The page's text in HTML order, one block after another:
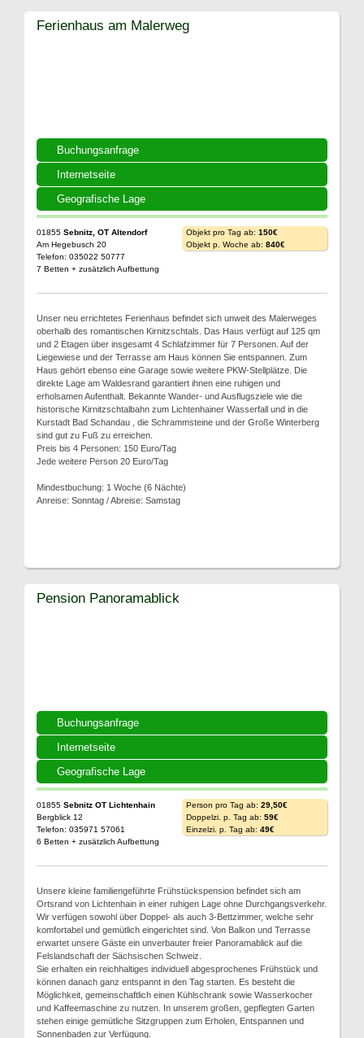
Buchungsanfrage
Internetseite
Geografische Lage
Ferienhaus am Malerweg
01855 Sebnitz, OT Altendorf
Am Hegebusch 20
Telefon: 035022 50777
7 Betten + zusätzlich Aufbettung
Objekt pro Tag ab: 150€
Objekt p. Woche ab: 840€
Unser neu errichtetes Ferienhaus befindet sich unweit des Malerweges
oberhalb des romantischen Kirnitzschtals. Das Haus verfügt auf 125 qm
und 2 Etagen über insgesamt 4 Schlafzimmer für 7 Personen. Auf der
Liegewiese und der Terrasse am Haus können Sie entspannen. Zum
Haus gehört ebenso eine Garage sowie weitere PKW-Stellplätze. Die
direkte Lage am Waldesrand garantiert ihnen eine ruhigen und
erholsamen Aufenthalt. Bekannte Wander- und Ausflugsziele wie die
historische Kirnitzschtalbahn zum Lichtenhainer Wasserfall und in die
Kurstadt Bad Schandau , die Schrammsteine und der Große Winterberg
sind gut zu Fuß zu erreichen.
Preis bis 4 Personen: 150 Euro/Tag
Jede weitere Person 20 Euro/Tag
Mindestbuchung: 1 Woche (6 Nächte)
Anreise: Sonntag / Abreise: Samstag
Buchungsanfrage
Internetseite
Geografische Lage
Pension Panoramablick
01855 Sebnitz OT Lichtenhain
Bergblick 12
Telefon: 035971 57061
6 Betten + zusätzlich Aufbettung
Person pro Tag ab: 29,50€
Doppelzi. p. Tag ab: 59€
Einzelzi. p. Tag ab: 49€
Unsere kleine familiengeführte Frühstückspension befindet sich am
Ortsrand von Lichtenhain in einer ruhigen Lage ohne Durchgangsverkehr.
Wir verfügen sowohl über Doppel- als auch 3-Bettzimmer, welche sehr
komfortabel und gemütlich eingerichtet sind. Von Balkon und Terrasse
erwartet unsere Gäste ein unverbauter freier Panoramablick auf die
Felslandschaft der Sächsischen Schweiz.
Sie erhalten ein reichhaltiges individuell abgesprochenes Frühstück und
können danach ganz entspannt in den Tag starten. Es besteht die
Möglichkeit, gemeinschaftlich einen Kühlschrank sowie Wasserkocher
und Kaffeemaschine zu nutzen. In unserem großen, gepflegten Garten
stehen einige gemütliche Sitzgruppen zum Erholen, Entspannen und
Sonnenbaden zur Verfügung.